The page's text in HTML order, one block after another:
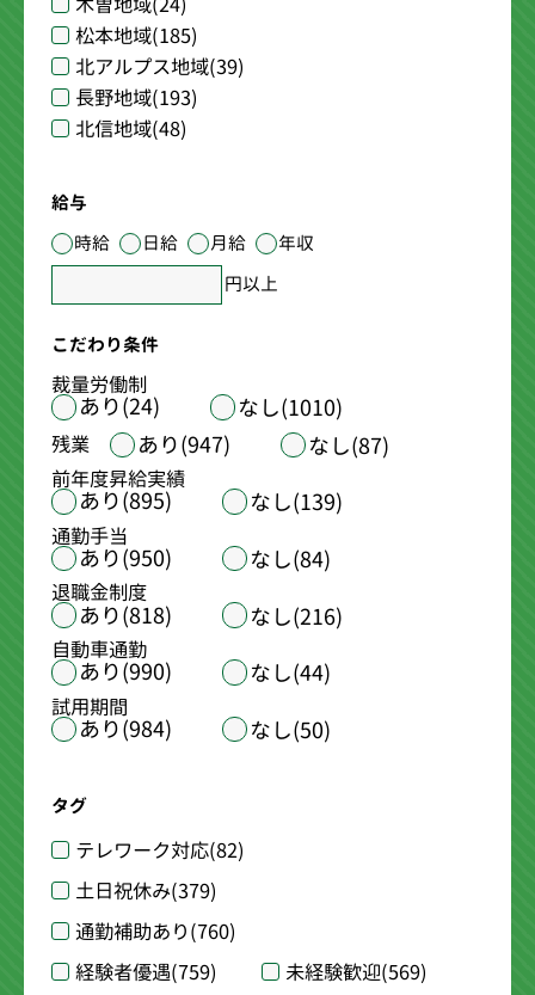
松本地域(185)
北アルプス地域(39)
長野地域(193)
北信地域(48)
給与
時給
日給 月給
年収
円以上
こだわり条件
裁量労働制
あり(24) なし(1010)
残業 あり(947) なし(87)
前年度昇給実績
あり(895) なし(139)
通勤手当
あり(950) なし(84)
退職金制度
あり(818) なし(216)
自動車通勤
あり(990) なし(44)
試用期間
あり(984) なし(50)
タグ
テレワーク対応(82)
土日祝休み(379)
通勤補助あり(760)
経験者優遇(759) 未経験歓迎(569)